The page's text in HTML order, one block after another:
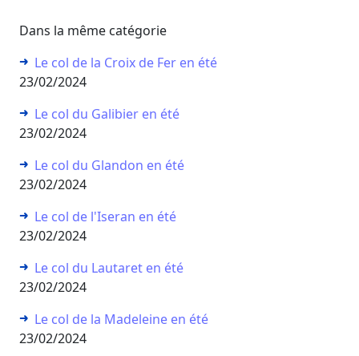
Dans la même catégorie
Le col de la Croix de Fer en été
23/02/2024
Le col du Galibier en été
23/02/2024
Le col du Glandon en été
23/02/2024
Le col de l'Iseran en été
23/02/2024
Le col du Lautaret en été
23/02/2024
Le col de la Madeleine en été
23/02/2024